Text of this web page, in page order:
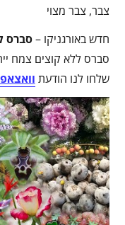
צבר, צבר מצוי
חדש באורגניקו –סברס
סברס ללא קוצים צמח
שלחו לנו הודעת וואצאפ